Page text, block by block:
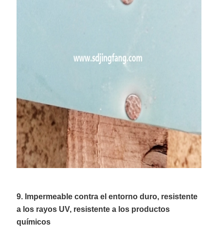
9. Impermeable contra el entorno duro, resistente
a los rayos UV, resistente a los productos
químicos